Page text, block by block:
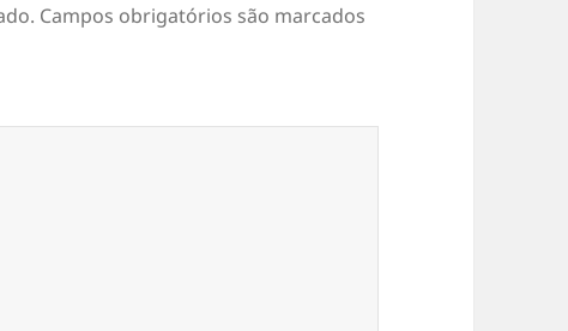
Campos obrigatórios são marcados